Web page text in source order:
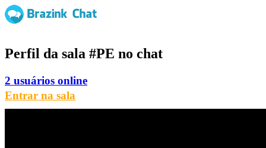
Perfil da sala #PE no chat
2 usuários online
Entrar na sala